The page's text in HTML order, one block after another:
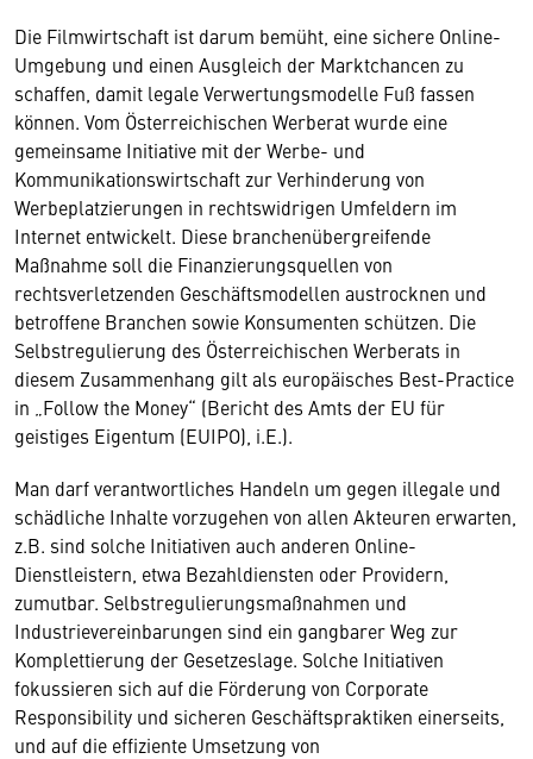
Die Filmwirtschaft ist darum bemüht, eine sichere Online-
Umgebung und einen Ausgleich der Marktchancen zu
schaffen, damit legale Verwertungsmodelle Fuß fassen
können. Vom Österreichischen Werberat wurde eine
gemeinsame Initiative mit der Werbe- und
Kommunikationswirtschaft zur Verhinderung von
Werbeplatzierungen in rechtswidrigen Umfeldern im
Internet entwickelt. Diese branchenübergreifende
Maßnahme soll die Finanzierungsquellen von
rechtsverletzenden Geschäftsmodellen austrocknen und
betroffene Branchen sowie Konsumenten schützen. Die
Selbstregulierung des Österreichischen Werberats in
diesem Zusammenhang gilt als europäisches Best-Practice
in „Follow the Money“ (Bericht des Amts der EU für
geistiges Eigentum (EUIPO), i.E.).
Man darf verantwortliches Handeln um gegen illegale und
schädliche Inhalte vorzugehen von allen Akteuren erwarten,
z.B. sind solche Initiativen auch anderen Online-
Dienstleistern, etwa Bezahldiensten oder Providern,
zumutbar. Selbstregulierungsmaßnahmen und
Industrievereinbarungen sind ein gangbarer Weg zur
Komplettierung der Gesetzeslage. Solche Initiativen
fokussieren sich auf die Förderung von Corporate
Responsibility und sicheren Geschäftspraktiken einerseits,
und auf die effiziente Umsetzung von